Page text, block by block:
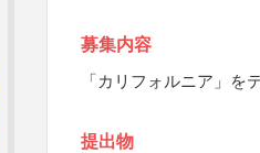
募集内容
「カリフォルニア」を
提出物